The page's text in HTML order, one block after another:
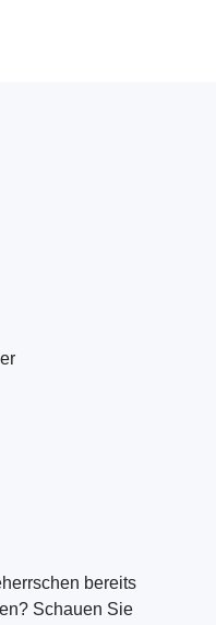
bereits
Schauen Sie